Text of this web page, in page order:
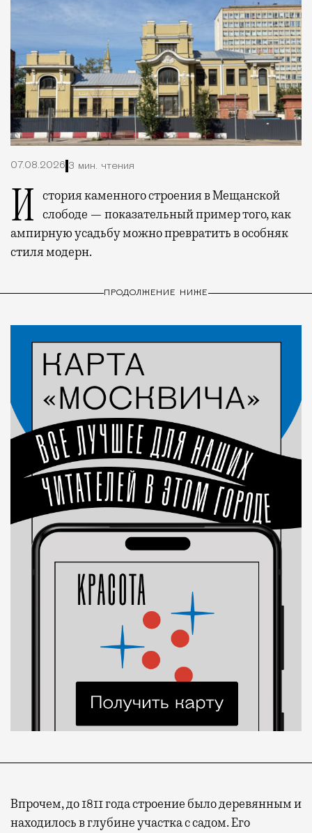
07.08.2026 3 мин. чтения
История каменного строения в Мещанской слободе — показательный пример того, как
ампирную усадьбу можно превратить в особняк
стиля модерн.
ПРОДОЛЖЕНИЕ НИЖЕ
Впрочем, до 1811 года строение было деревянным и
находилось в глубине участка с садом. Его